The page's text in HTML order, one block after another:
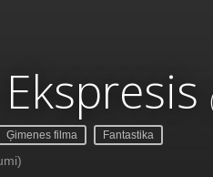
Ģimenes filma Fantastika